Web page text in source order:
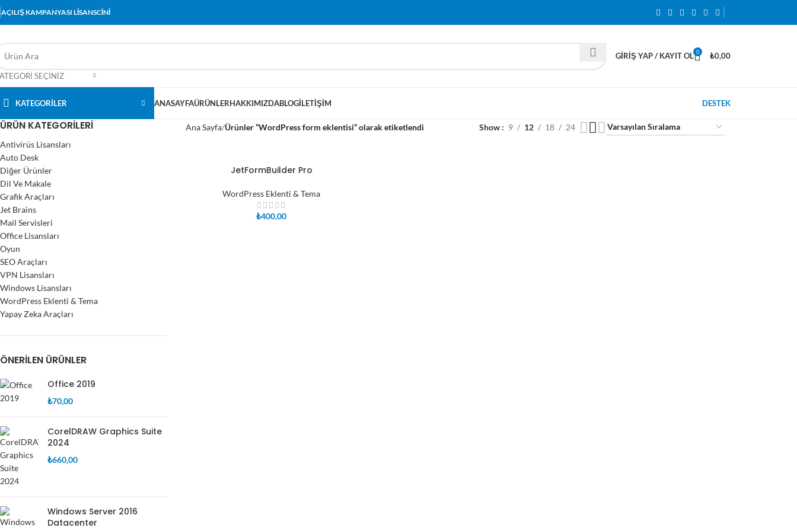
AÇILIŞ KAMPANYASI LİSANSCİNİ
SEÇINIZ
GIRIŞ YAP / KAYIT OL 0 ₺0,00
KATEGORİLER ANASAYFAÜRÜNLERHAKKIMIZDABLOGİLETIŞIM DESTEK
ÜRÜN KATEGORILERI
Antivirüs Lisansları
Auto Desk
Diğer Ürünler
Dil Ve Makale
Grafik Araçları
Jet Brains
Mail Servisleri
Office Lisansları
Oyun
SEO Araçları
VPN Lisansları
Windows Lisansları
WordPress Eklenti & Tema
Yapay Zeka Araçları
ÖNERILEN ÜRÜNLER
Office 2019
₺70,00
CorelDRAW Graphics Suite
2024
₺660,00
Windows Server 2016
Datacenter
Ana Sayfa Ürünler “WordPress form eklentisi” olarak etiketlendi Show 9 12 18 24
JetFormBuilder Pro
WordPress Eklenti & Tema
₺400,00